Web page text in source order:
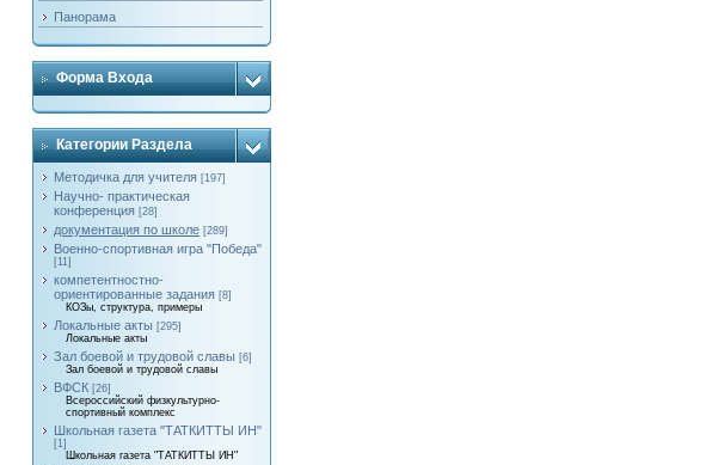
Панорама
Форма Входа
Категории Раздела
Методичка для учителя [197]
Научно- практическая
конференция [28]
документация по школе [289]
Военно-спортивная игра "Победа"
[11]
компетентностно-
ориентированные задания [8]
КОЗы, структура, примеры
Локальные акты [295]
Локальные акты
Зал боевой и трудовой славы [6]
Зал боевой и трудовой славы
ВФСК [26]
Всероссийский физкультурно-
спортивный комплекс
Школьная газета "ТАТКИТТЫ ИН"
[1]
Школьная газета "ТАТКИТТЫ ИН"